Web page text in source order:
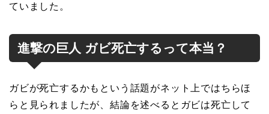
ていました。
進撃の巨人 ガビ死亡するって本当？
ガビが死亡するかもという話題がネット上ではちらほ
らと見られましたが、結論を述べるとガビは死亡して